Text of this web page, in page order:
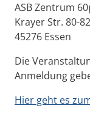
ASB Zentrum
Krayer Str. 80-82
45276 Essen
Die
Anmeldung
Hier geht es